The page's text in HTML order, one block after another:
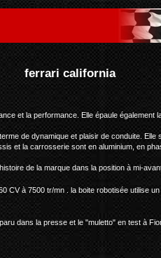
et la performance. Elle épaule également
de dynamique et plaisir de conduite. Elle
et la carrosserie sont en aluminium, en
de la marque dans la position à mi-
CV à 7500 tr/mn . la boite robotisée utilise un
dans la presse et le "muletto" en test à